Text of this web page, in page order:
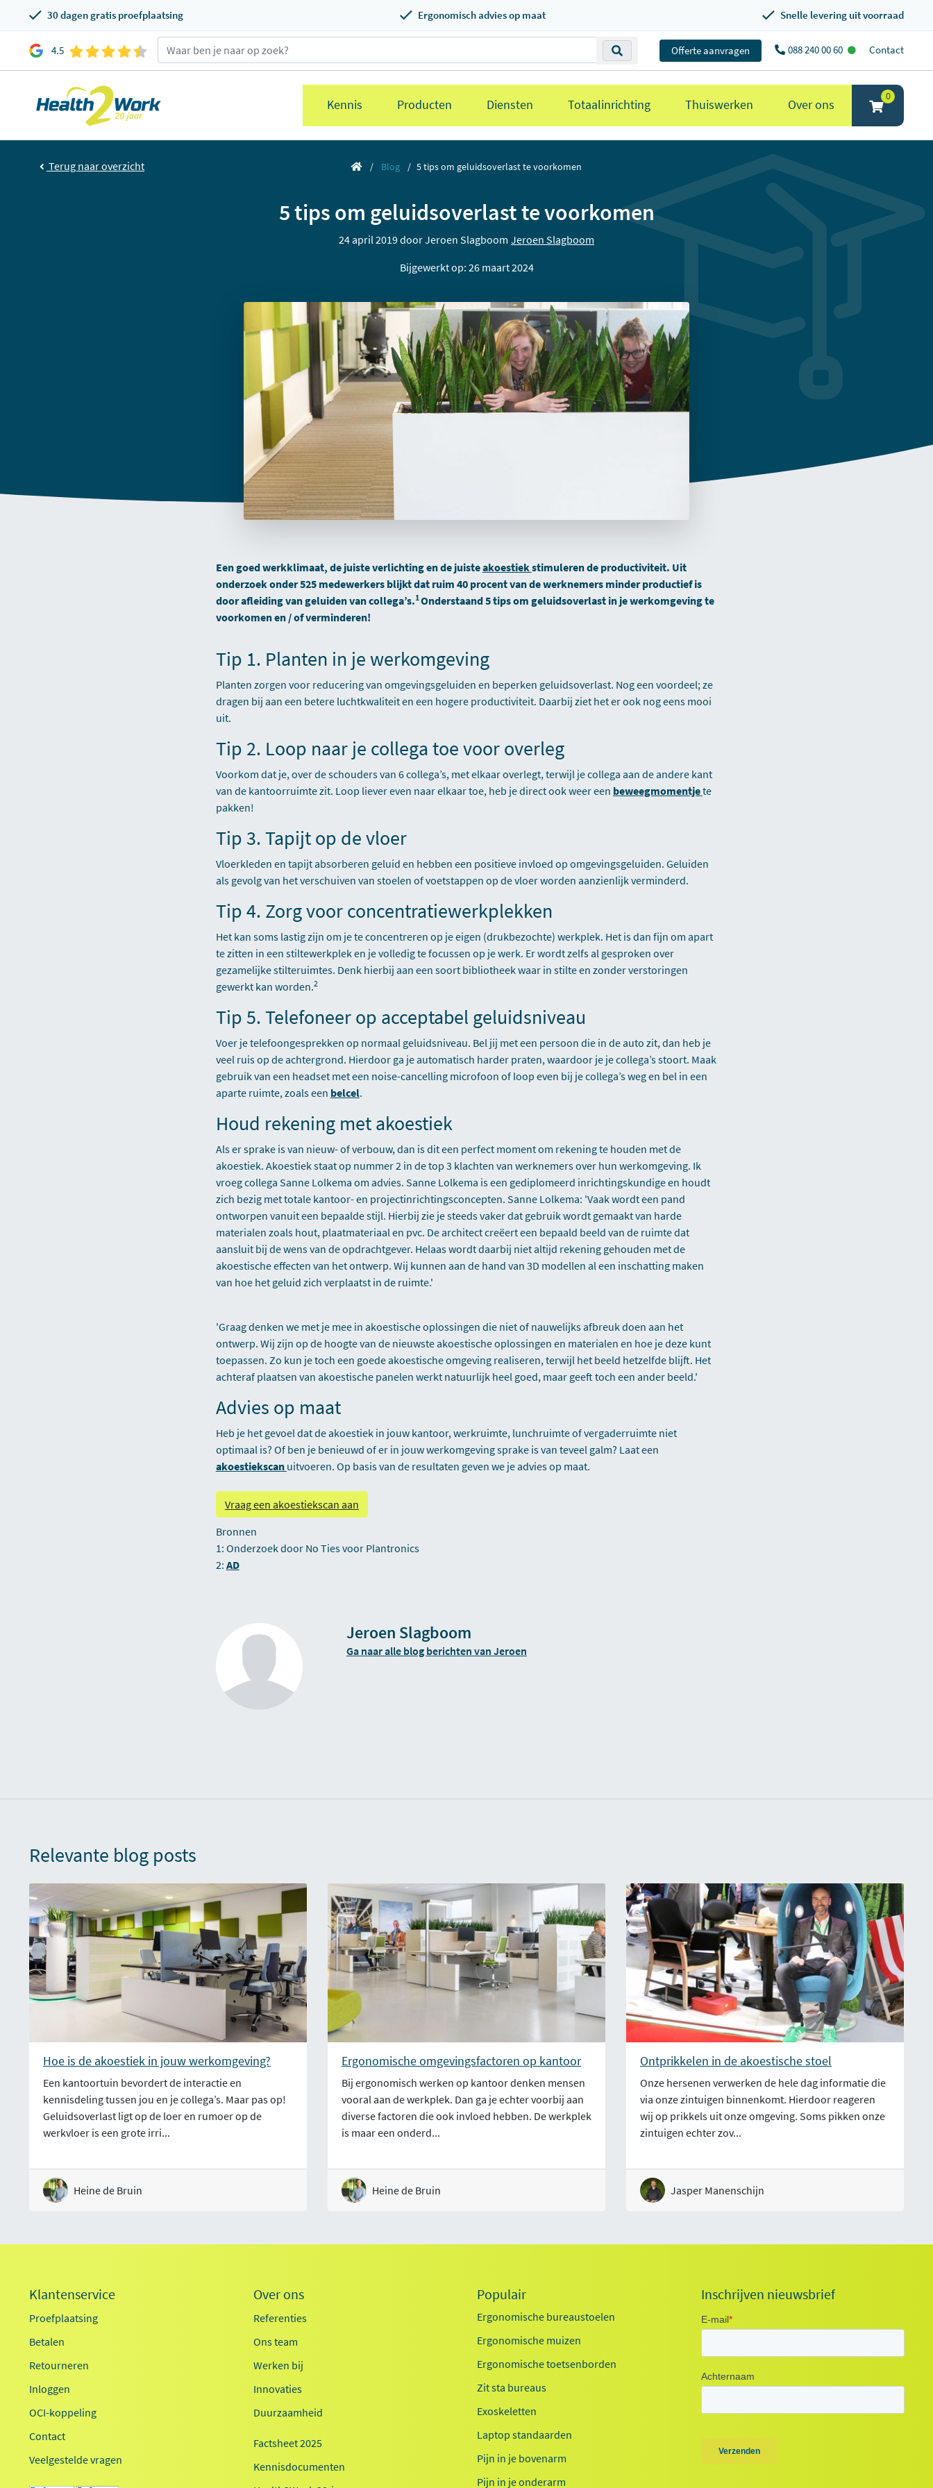
30 dagen gratis proefplaatsing Ergonomisch advies op maat Snelle levering uit voorraad
4.5 Offerte aanvragen 088 240 00 60 Contact
Kennis Producten Diensten Totaalinrichting Thuiswerken Over ons
0
Terug naar overzicht Blog 5 tips om geluidsoverlast te voorkomen
5 tips om geluidsoverlast te voorkomen
24 april 2019 doorJeroen Slagboom Jeroen Slagboom
Bijgewerkt op: 26 maart 2024
Een goed werkklimaat, de juiste verlichting en de juisteakoestiekstimuleren de productiviteit. Uit
onderzoek onder 525 medewerkers blijkt dat ruim 40 procent van de werknemers minder productief is
door afleiding van geluiden van collega’s.1Onderstaand 5 tips om geluidsoverlast in je werkomgeving te
voorkomen en / of verminderen!
Tip 1. Planten in je werkomgeving
Planten zorgen voor reducering van omgevingsgeluiden en beperken geluidsoverlast. Nog een voordeel; ze
dragen bij aan een betere luchtkwaliteit en een hogere productiviteit. Daarbij ziet het er ook nog eens mooi
uit.
Tip 2. Loop naar je collega toe voor overleg
Voorkom dat je, over de schouders van 6 collega’s, met elkaar overlegt, terwijl je collega aan de andere kant
van de kantoorruimte zit. Loop liever even naar elkaar toe, heb je direct ook weer een beweegmomentjete
pakken!
Tip 3. Tapijt op de vloer
Vloerkleden en tapijt absorberen geluid en hebben een positieve invloed op omgevingsgeluiden. Geluiden
als gevolg van het verschuiven van stoelen of voetstappen op de vloer worden aanzienlijk verminderd.
Tip 4. Zorg voor concentratiewerkplekken
Het kan soms lastig zijn om je te concentreren op je eigen (drukbezochte) werkplek. Het is dan fijn om apart
te zitten in een stiltewerkplek en je volledig te focussen op je werk. Er wordt zelfs al gesproken over
gezamelijke stilteruimtes. Denk hierbij aan een soort bibliotheek waar in stilte en zonder verstoringen
gewerkt kan worden.2
Tip 5. Telefoneer op acceptabel geluidsniveau
Voer je telefoongesprekken op normaal geluidsniveau. Bel jij met een persoon die in de auto zit, dan heb je
veel ruis op de achtergrond. Hierdoor ga je automatisch harder praten, waardoor je je collega’s stoort. Maak
gebruik van een headset met een noise-cancelling microfoon of loop even bij je collega’s weg en bel in een
aparte ruimte, zoals een belcel.
Houd rekening met akoestiek
Als er sprake is van nieuw- of verbouw, dan is dit een perfect moment om rekening te houden met de
akoestiek. Akoestiek staat op nummer 2 in de top 3 klachten van werknemers over hun werkomgeving. Ik
vroeg collega Sanne Lolkema om advies. Sanne Lolkema is een gediplomeerd inrichtingskundige en houdt
zich bezig met totale kantoor- en projectinrichtingsconcepten. Sanne Lolkema: 'Vaak wordt een pand
ontworpen vanuit een bepaalde stijl. Hierbij zie je steeds vaker dat gebruik wordt gemaakt van harde
materialen zoals hout, plaatmateriaal en pvc. De architect creëert een bepaald beeld van de ruimte dat
aansluit bij de wens van de opdrachtgever. Helaas wordt daarbij niet altijd rekening gehouden met de
akoestische effecten van het ontwerp. Wij kunnen aan de hand van 3D modellen al een inschatting maken
van hoe het geluid zich verplaatst in de ruimte.'
'Graag denken we met je mee in akoestische oplossingen die niet of nauwelijks afbreuk doen aan het
ontwerp. Wij zijn op de hoogte van de nieuwste akoestische oplossingen en materialen en hoe je deze kunt
toepassen. Zo kun je toch een goede akoestische omgeving realiseren, terwijl het beeld hetzelfde blijft. Het
achteraf plaatsen van akoestische panelen werkt natuurlijk heel goed, maar geeft toch een ander beeld.'
Advies op maat
Heb je het gevoel dat de akoestiek in jouw kantoor, werkruimte, lunchruimte of vergaderruimte niet
optimaal is? Of ben je benieuwd of er in jouw werkomgeving sprake is van teveel galm? Laat een
akoestiekscan uitvoeren. Op basis van de resultaten geven we je advies op maat.
Vraag een akoestiekscan aan
Bronnen
1: Onderzoek door No Ties voor Plantronics
2: AD
Jeroen Slagboom
Ga naar alle blog berichten van Jeroen
Relevante blog posts
Hoe is de akoestiek in jouw werkomgeving?
Een kantoortuin bevordert de interactie en
kennisdeling tussen jou en je collega’s. Maar pas op!
Geluidsoverlast ligt op de loer en rumoer op de
werkvloer is een grote irri...
Heine de Bruin
Ergonomische omgevingsfactoren op kantoor
Bij ergonomisch werken op kantoor denken mensen
vooral aan de werkplek. Dan ga je echter voorbij aan
diverse factoren die ook invloed hebben. De werkplek
is maar een onderd...
Heine de Bruin
Ontprikkelen in de akoestische stoel
Onze hersenen verwerken de hele dag informatie die
via onze zintuigen binnenkomt. Hierdoor reageren
wij op prikkels uit onze omgeving. Soms pikken onze
zintuigen echter zov...
Jasper Manenschijn
Klantenservice
Proefplaatsing
Betalen
Retourneren
Inloggen
OCI-koppeling
Contact
Veelgestelde vragen
Over ons
Referenties
Ons team
Werken bij
Innovaties
Duurzaamheid
Factsheet 2025
Kennisdocumenten
Populair
Ergonomische bureaustoelen
Ergonomische muizen
Ergonomische toetsenborden
Zit sta bureaus
Exoskeletten
Laptop standaarden
Pijn in je bovenarm
Pijn in je onderarm
Inschrijven nieuwsbrief